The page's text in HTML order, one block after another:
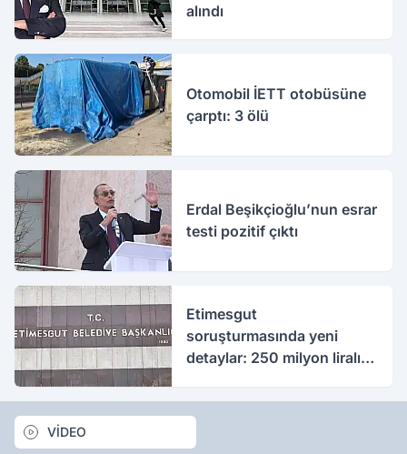
alındı
Otomobil İETT otobüsüne
çarptı: 3 ölü
Erdal Beşikçioğlu’nun esrar
testi pozitif çıktı
Etimesgut
soruşturmasında yeni
detaylar: 250 milyon liralık
VİDEO